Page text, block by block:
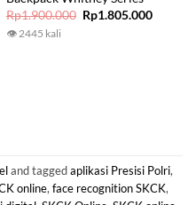
Rp1.900.000 Original
price
Rp1.805.000Current
👁 2445 kali
and taggedaplikasi Presisi Polri,
online,face recognition SKCK,